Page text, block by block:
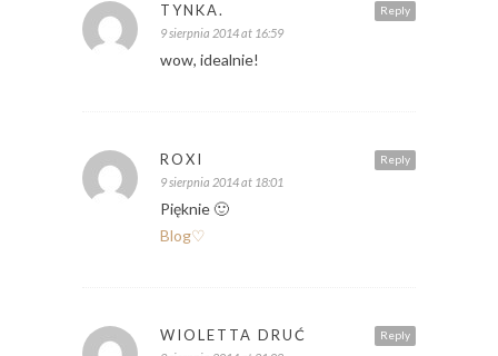
Reply
TYNKA.
9 sierpnia 2014 at 16:59
wow, idealnie!
Reply
ROXI
9 sierpnia 2014 at 18:01
Pięknie 🙂
Blog♡
Reply
WIOLETTA DRUĆ